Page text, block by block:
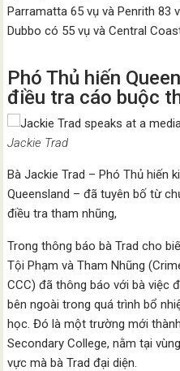
Parramatta 65 vụ và Penrith 83
Dubbo có 55 vụ và Central
Phó Thủ hiến
điều tra cáo buộc
Jackie Trad
Bà Jackie Trad – Phó Thủ hiến
Queensland – đã tuyên bố từ
điều tra tham nhũng,
Trong thông báo bà Trad cho
Tội Phạm và Tham Nhũng
CCC) đã thông báo với bà việc
bên ngoài trong quá trình bổ
học. Đó là một trường mới
Secondary College, nằm tại
vực mà bà Trad đại diện.